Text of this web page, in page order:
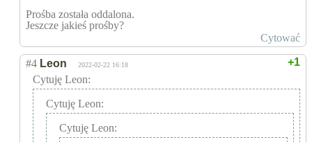
Prośba została oddalona.
Jeszcze jakieś prośby?
Cytować
+1
#4 Leon 2022-02-22 16:18
Cytuję Leon:
Cytuję Leon:
Cytuję Leon: